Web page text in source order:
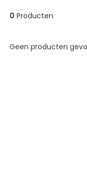
0 Producten
Geen producten